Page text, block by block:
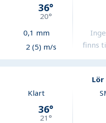
36°
20°
0,1 mm
2 (5) m/s
finns
Lör
Klart
36°
21°